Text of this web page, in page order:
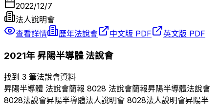
2022/12/7
法人說明會
查看詳情
歷年法說會 中文版 PDF 英文版 PDF
2021年昇陽半導體法說會
找到 3 筆法說會資料
昇陽半導體 法說會簡報 8028 法說會簡報昇陽半導體法說會
8028法說會昇陽半導體法人說明會 8028法人說明會昇陽半